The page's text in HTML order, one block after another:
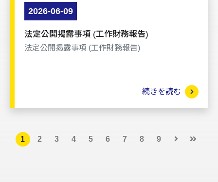
2026-06-09
法定公開揭露事項 (工作財務報告)
法定公開揭露事項 (工作財務報告)
続きを読む
1 2 3 4 5 6 7 8 9